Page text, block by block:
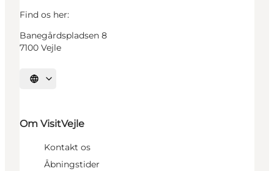
Find os her:
Banegårdspladsen 8
7100 Vejle
Vælg sprog
Om VisitVejle
Kontakt os
Åbningstider